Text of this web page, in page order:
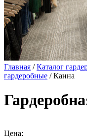
Главная /Каталог
гардеробные / Канна
Цена: